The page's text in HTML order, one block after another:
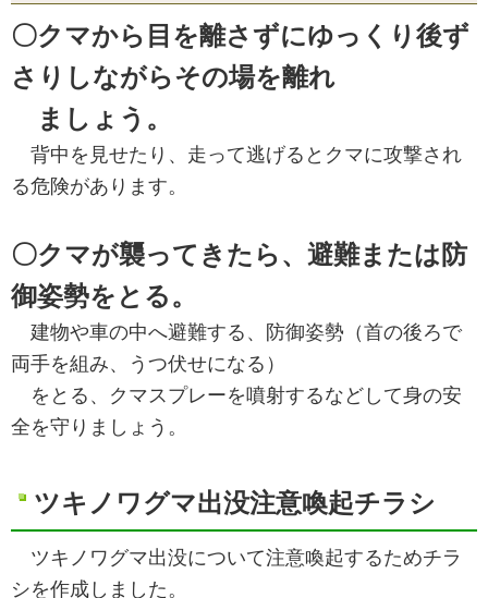
〇クマから目を離さずにゆっくり後ず
さりしながらその場を離れ
ましょう。
背中を見せたり、走って逃げるとクマに攻撃され
る危険があります。
〇クマが襲ってきたら、避難または防
御姿勢をとる。
建物や車の中へ避難する、防御姿勢（首の後ろで
両手を組み、うつ伏せになる）
をとる、クマスプレーを噴射するなどして身の安
全を守りましょう。
ツキノワグマ出没注意喚起チラシ
ツキノワグマ出没について注意喚起するためチラ
シを作成しました。